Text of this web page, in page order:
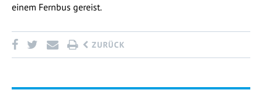
einem Fernbus gereist.
ZURÜCK